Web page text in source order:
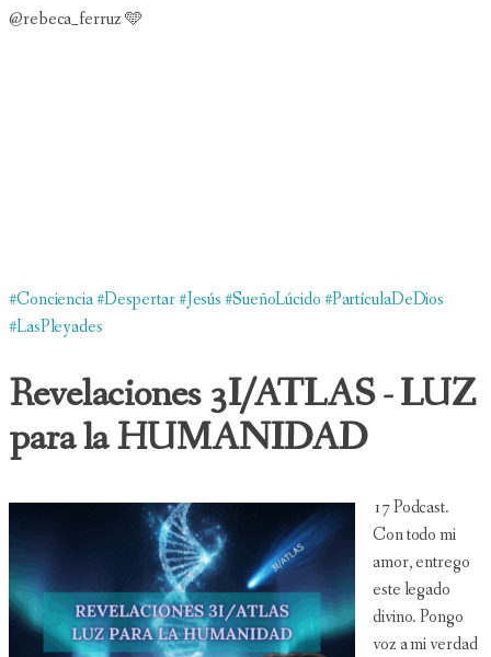
@rebeca_ferruz 🩵
#Conciencia#Despertar#Jesús#SueñoLúcido#PartículaDeDios
#LasPleyades
Revelaciones 3I/ATLAS - LUZ
para la HUMANIDAD
17 Podcast.
Con todo mi
amor, entrego
este legado
divino. Pongo
voz a mi verdad